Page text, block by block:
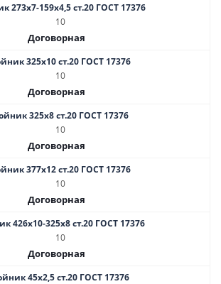
273х7-159х4,5 ст.20 ГОСТ 17376
10
Договорная
325х10 ст.20 ГОСТ 17376
10
Договорная
325х8 ст.20 ГОСТ 17376
10
Договорная
377х12 ст.20 ГОСТ 17376
10
Договорная
426х10-325х8 ст.20 ГОСТ 17376
10
Договорная
45х2,5 ст.20 ГОСТ 17376